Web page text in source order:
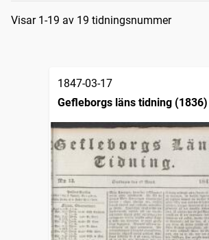
Sökresultat
Visar 1-19 av 19 tidningsnummer
1847-03-17
Gefleborgs läns tidning (1836)